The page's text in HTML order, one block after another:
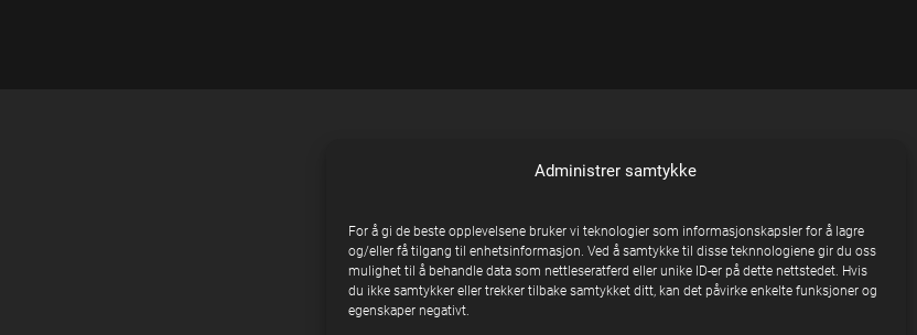
Administrer samtykke
For å gi de beste opplevelsene bruker vi teknologier som informasjonskapsler for å lagre
og/eller få tilgang til enhetsinformasjon. Ved å samtykke til disse teknnologiene gir du oss
mulighet til å behandle data som nettleseratferd eller unike ID-er på dette nettstedet. Hvis
du ikke samtykker eller trekker tilbake samtykket ditt, kan det påvirke enkelte funksjoner og
egenskaper negativt.